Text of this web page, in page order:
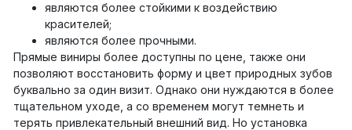
являются более стойкими к воздействию
красителей;
являются более прочными.
Прямые виниры более доступны по цене, также они
позволяют восстановить форму и цвет природных зубов
буквально за один визит. Однако они нуждаются в более
тщательном уходе, а со временем могут темнеть и
терять привлекательный внешний вид. Но установка